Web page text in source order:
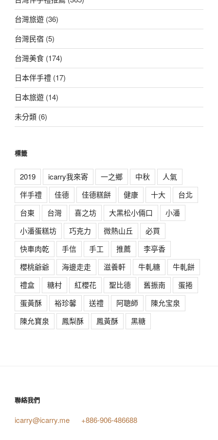
台灣旅遊 (36)
台灣民宿 (5)
台灣美食 (174)
日本伴手禮 (17)
日本旅遊 (14)
未分類 (6)
標籤
2019 icarry我來寄 一之鄉 中秋
人氣
伴手禮
佳德 佳德糕餅 健康 十大
台北
台東
台灣 喜之坊 大黑松小倆口
小潘
小潘蛋糕坊
巧克力 微熱山丘
必買
快車肉乾
手信 手工 推薦
李亭香
櫻桃爺爺
海邊走走 滋養軒 牛軋糖
牛軋餅
禮盒
糖村 紅櫻花 聖比德 舊振南
蛋捲
蛋黃酥
裕珍馨 送禮 阿聰師
陳允宝泉
陳允寶泉
鳳梨酥 鳳黃酥 黑糖
聯絡我們
icarry@icarry.me +886-906-486688